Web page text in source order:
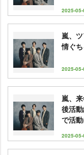
2025-
嵐、
情ぐち
2025-
嵐、
後活
で活
2025-